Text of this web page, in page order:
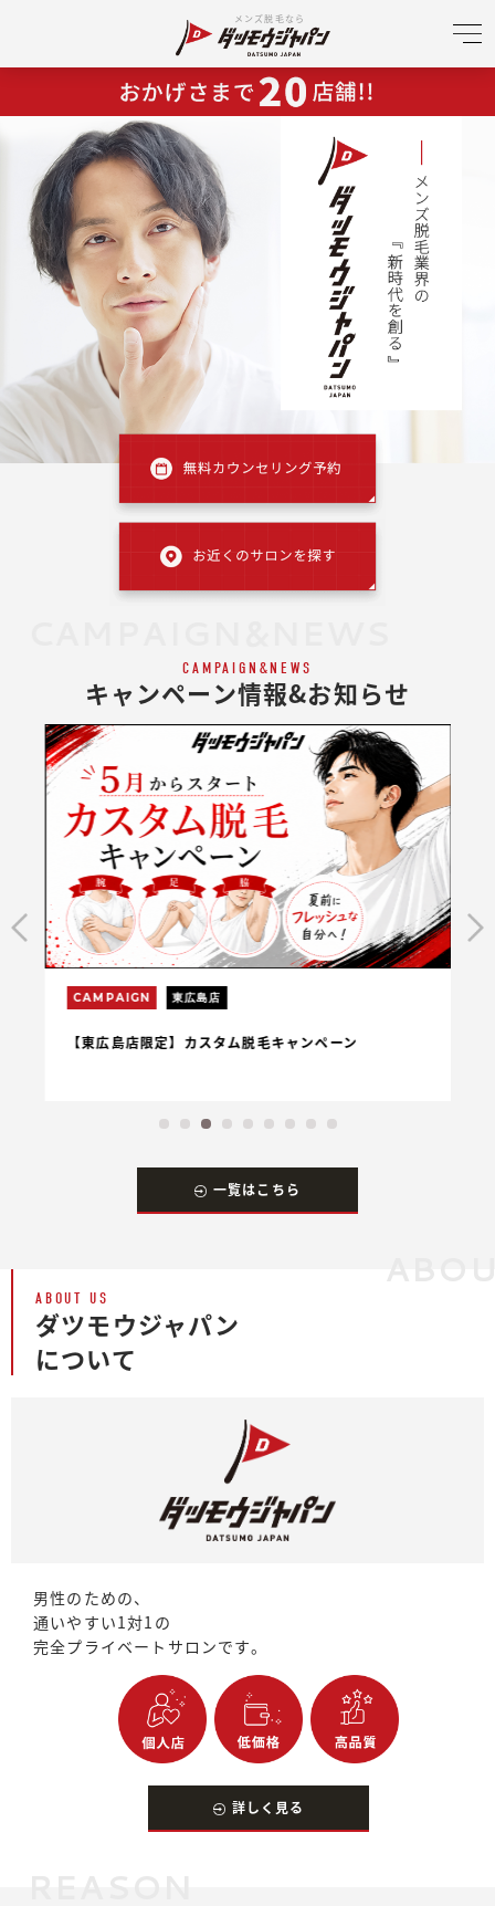
メンズ脱毛なら
CAMPAIGN&NEWS
キャンペーン情報&お知らせ
CAMPAIGN 東広島店
【東広島店限定】カスタム脱毛キャンペーン
一覧はこちら
ABOUT US
ダツモウジャパン
について
男性のための、
通いやすい1対1の
完全プライベートサロンです。
詳しく見る